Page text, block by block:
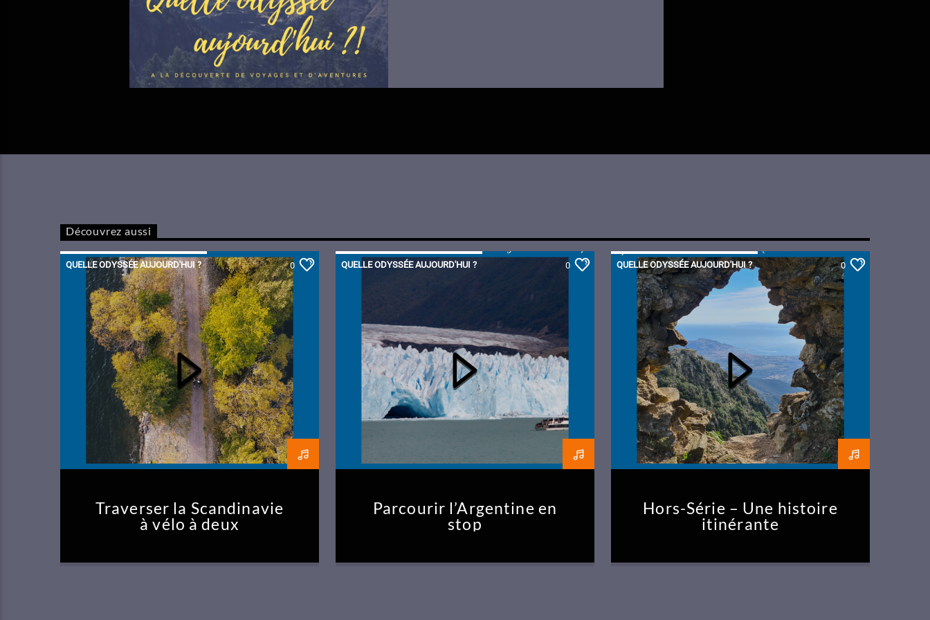
Découvrez aussi
QUELLE ODYSSÉE AUJOURD'HUI ? 0
Traverser la Scandinavie
à vélo à deux
QUELLE ODYSSÉE AUJOURD'HUI ? 0
Parcourir l’Argentine en
stop
QUELLE ODYSSÉE AUJOURD'HUI ? 0
Hors-Série – Une histoire
itinérante